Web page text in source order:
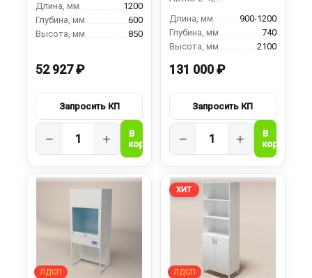
1200
600
850
52 927 ₽
− +
900-1200
740
2100
131 000 ₽
− +
ХИТ